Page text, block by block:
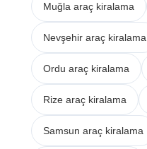
Muğla araç kiralama
Nevşehir araç kiralama
Ordu araç kiralama
Rize araç kiralama
Samsun araç kiralama